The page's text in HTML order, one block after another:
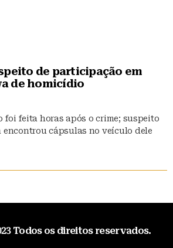
de participação em
de homicídio
foi feita horas após o crime; suspeito
encontrou cápsulas no veículo dele
Todos os direitos reservados.